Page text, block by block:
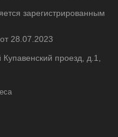
зарегистрированным
28.07.2023
проезд, д.1,